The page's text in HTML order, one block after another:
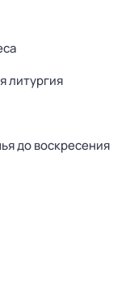
литургия
до воскресения